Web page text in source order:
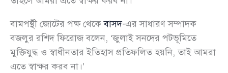
বামপন্থী জোটের পক্ষ থেকেবাসদ-এর সাধারণ সম্পাদক
বজলুর রশিদ ফিরোজ বলেন, ‘জুলাই সনদের পটভূমিতে
মুক্তিযুদ্ধ ও স্বাধীনতার ইতিহাস প্রতিফলিত হয়নি, তাই আমরা
এতে স্বাক্ষর করব না।’